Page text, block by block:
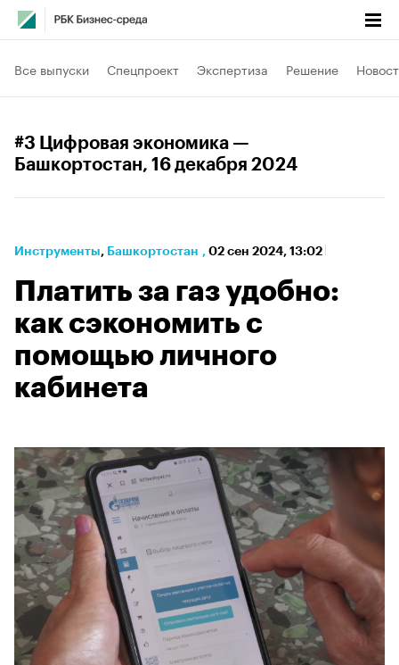
Все выпуски Спецпроект Экспертиза Решение
#3 Цифровая экономика —
Башкортостан, 16 декабря 2024
Инструменты⁠, Башкортостан , 02 сен 2024, 13:02
Платить за газ удобно:
как сэкономить с
помощью личного
кабинета